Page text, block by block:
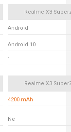
Realme X3
Android
Android 10
-
Realme X3
4200 mAh
Ne